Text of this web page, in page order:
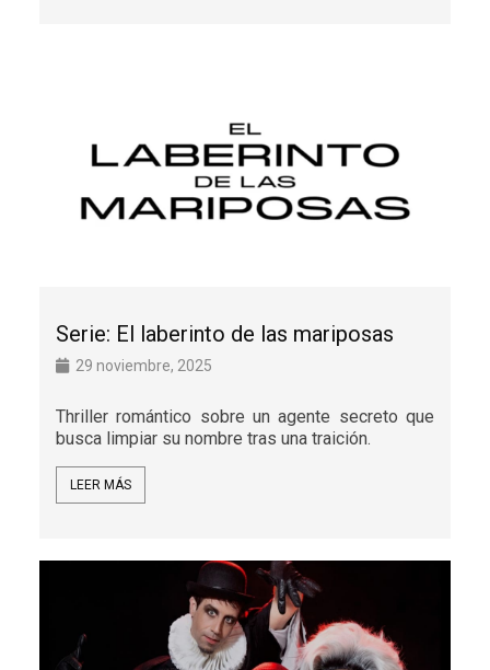
Serie: El laberinto de las mariposas
29 noviembre, 2025
Thriller romántico sobre un agente secreto que
busca limpiar su nombre tras una traición.
LEER MÁS